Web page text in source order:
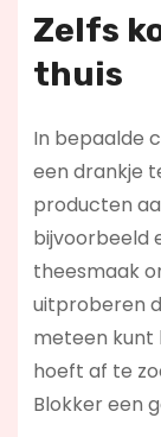
Zelfs
thuis
In bepaalde
een drankje
producten
bijvoorbeeld
theesmaak
uitproberen
meteen kunt
hoeft af te
Blokker een